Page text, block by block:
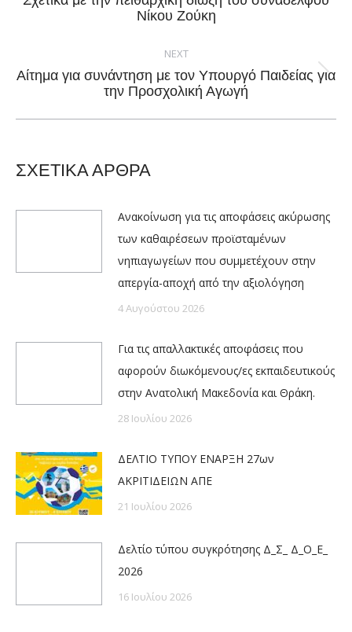
Previous
Νίκου Ζούκη
NEXT
Next
post:
Αίτημα για συνάντηση με τον Υπουργό Παιδείας για
την Προσχολική Αγωγή
ΣΧΕΤΙΚΑ ΑΡΘΡΑ
Ανακοίνωση για τις αποφάσεις ακύρωσης
των καθαιρέσεων προϊσταμένων
νηπιαγωγείων που συμμετέχουν στην
απεργία-αποχή από την αξιολόγηση
4 Αυγούστου 2026
Για τις απαλλακτικές αποφάσεις που
αφορούν διωκόμενους/ες εκπαιδευτικούς
στην Ανατολική Μακεδονία και Θράκη.
28 Ιουλίου 2026
ΔΕΛΤΙΟ ΤΥΠΟΥ ΕΝΑΡΞΗ 27ων
ΑΚΡΙΤΙΔΕΙΩΝ ΑΠΕ
21 Ιουλίου 2026
Δελτίο τύπου συγκρότησης Δ_Σ_ Δ_Ο_Ε_
2026
16 Ιουλίου 2026